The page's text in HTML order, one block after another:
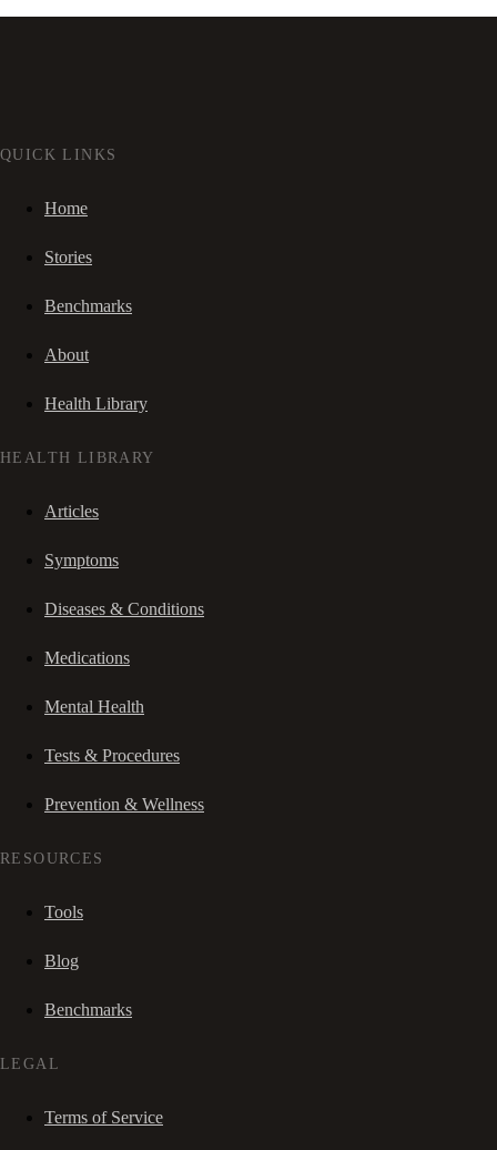
QUICK LINKS
Home
Stories
Benchmarks
About
Health Library
HEALTH LIBRARY
Articles
Symptoms
Diseases & Conditions
Medications
Mental Health
Tests & Procedures
Prevention & Wellness
RESOURCES
Tools
Blog
Benchmarks
LEGAL
Terms of Service